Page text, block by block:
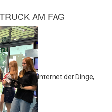
AM FAG
Internet der Dinge,